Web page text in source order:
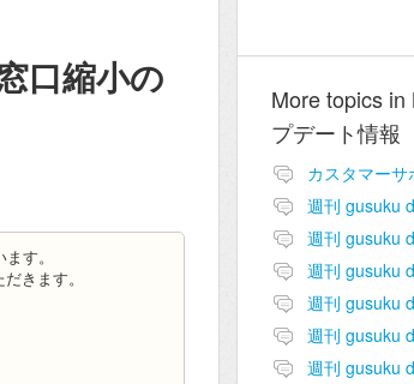
口縮小の
す。
きます。
More topics in
プデート情報
週刊 gusuku
週刊 gusuku
週刊 gusuku
週刊 gusuku
週刊 gusuku
週刊 gusuku